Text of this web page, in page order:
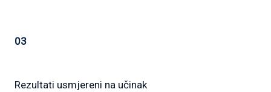
03
Rezultati usmjereni na učinak